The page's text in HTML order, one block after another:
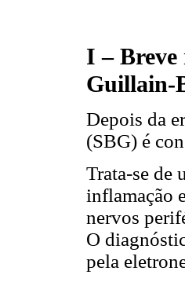
I – Breve
Guillain-
Depois da
(SBG) é
Trata-se de
inflamação
nervos
O
pela